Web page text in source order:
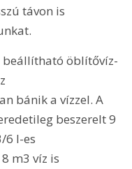
távon is
beállítható öblítővíz-
bánik a vízzel. A
beszerelt 9
6 l-es
8 m3 víz is